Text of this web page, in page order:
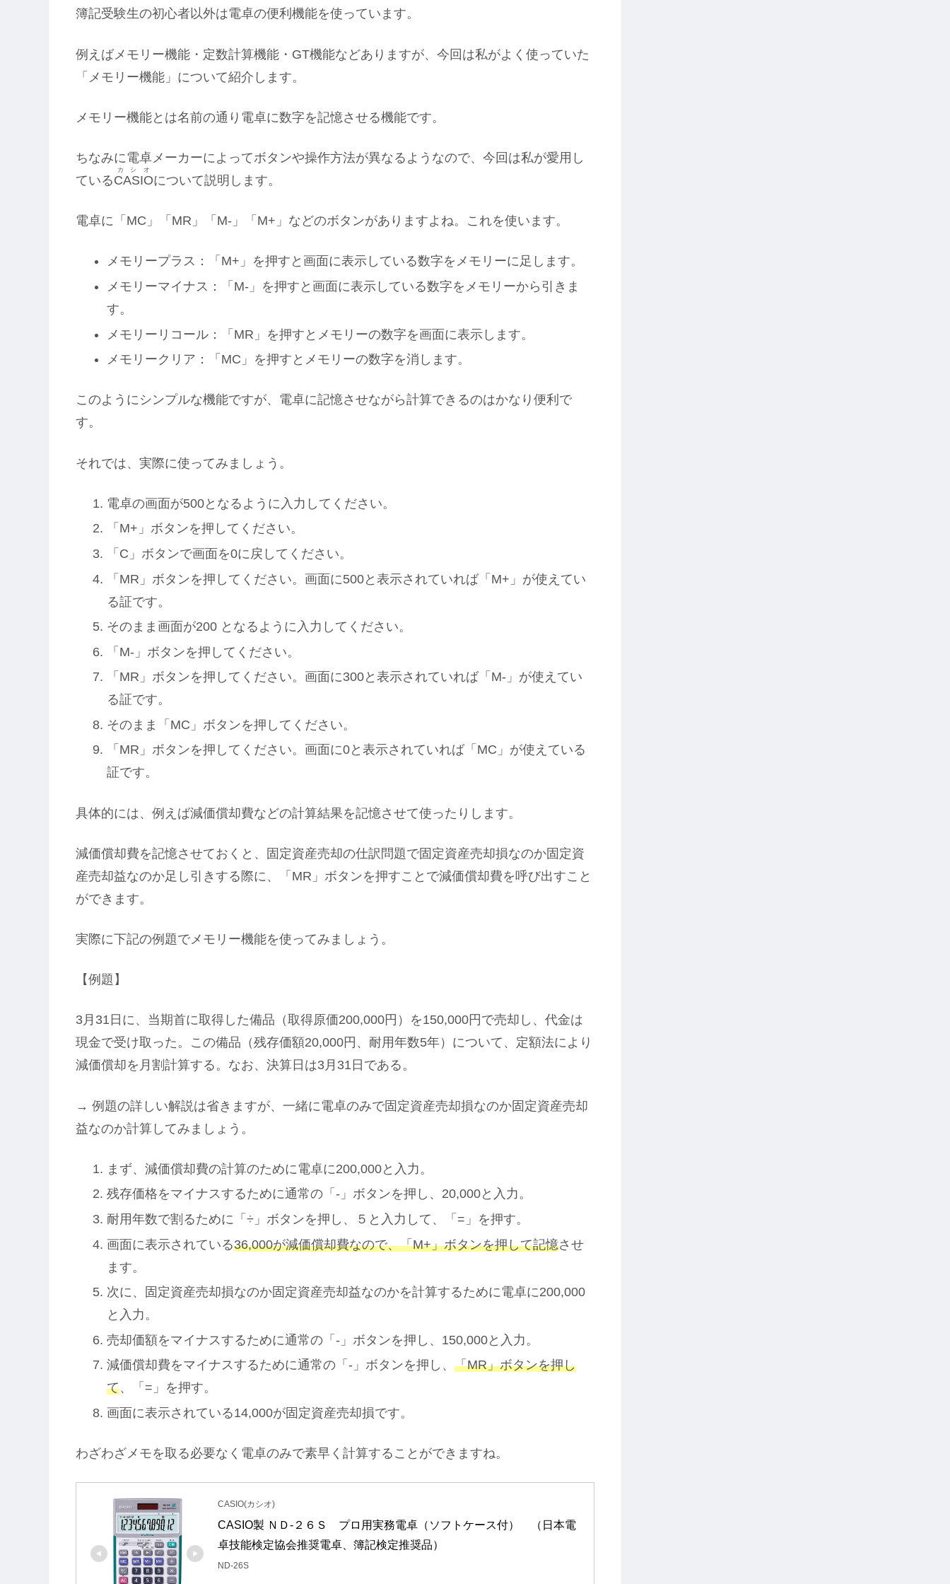
簿記受験生の初心者以外は電卓の便利機能を使っています。
例えばメモリー機能・定数計算機能・GT機能などありますが、今回は私がよく使っていた
「メモリー機能」について紹介します。
メモリー機能とは名前の通り電卓に数字を記憶させる機能です。
ちなみに電卓メーカーによってボタンや操作方法が異なるようなので、今回は私が愛用し
ているCASIO
カシオ
について説明します。
電卓に「MC」「MR」「M-」「M+」などのボタンがありますよね。これを使います。
メモリープラス：「M+」を押すと画面に表示している数字をメモリーに足します。
メモリーマイナス：「M-」を押すと画面に表示している数字をメモリーから引きま
す。
メモリーリコール：「MR」を押すとメモリーの数字を画面に表示します。
メモリークリア：「MC」を押すとメモリーの数字を消します。
このようにシンプルな機能ですが、電卓に記憶させながら計算できるのはかなり便利で
す。
それでは、実際に使ってみましょう。
電卓の画面が500となるように入力してください。
「M+」ボタンを押してください。
「C」ボタンで画面を0に戻してください。
「MR」ボタンを押してください。画面に500と表示されていれば「M+」が使えてい
る証です。
そのまま画面が200 となるように入力してください。
「M-」ボタンを押してください。
「MR」ボタンを押してください。画面に300と表示されていれば「M-」が使えてい
る証です。
そのまま「MC」ボタンを押してください。
「MR」ボタンを押してください。画面に0と表示されていれば「MC」が使えている
証です。
具体的には、例えば減価償却費などの計算結果を記憶させて使ったりします。
減価償却費を記憶させておくと、固定資産売却の仕訳問題で固定資産売却損なのか固定資
産売却益なのか足し引きする際に、「MR」ボタンを押すことで減価償却費を呼び出すこと
ができます。
実際に下記の例題でメモリー機能を使ってみましょう。
【例題】
3月31日に、当期首に取得した備品（取得原価200,000円）を150,000円で売却し、代金は
現金で受け取った。この備品（残存価額20,000円、耐用年数5年）について、定額法により
減価償却を月割計算する。なお、決算日は3月31日である。
→ 例題の詳しい解説は省きますが、一緒に電卓のみで固定資産売却損なのか固定資産売却
益なのか計算してみましょう。
まず、減価償却費の計算のために電卓に200,000と入力。
残存価格をマイナスするために通常の「-」ボタンを押し、20,000と入力。
耐用年数で割るために「÷」ボタンを押し、５と入力して、「=」を押す。
画面に表示されている36,000が減価償却費なので、「M+」ボタンを押して記憶させ
ます。
次に、固定資産売却損なのか固定資産売却益なのかを計算するために電卓に200,000
と入力。
売却価額をマイナスするために通常の「-」ボタンを押し、150,000と入力。
減価償却費をマイナスするために通常の「-」ボタンを押し、 「MR」ボタンを押し
て、「=」を押す。
画面に表示されている14,000が固定資産売却損です。
わざわざメモを取る必要なく電卓のみで素早く計算することができますね。
CASIO(カシオ)
CASIO製 ＮＤ-２６Ｓ　プロ用実務電卓（ソフトケース付）　（日本電
卓技能検定協会推奨電卓、簿記検定推奨品）
ND-26S